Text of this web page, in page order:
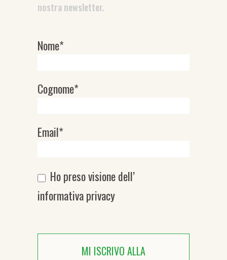
nostra newsletter.
Newsletter
Nome*
Cognome*
Email*
Ho preso visione dell’
informativa privacy
MI ISCRIVO ALLA